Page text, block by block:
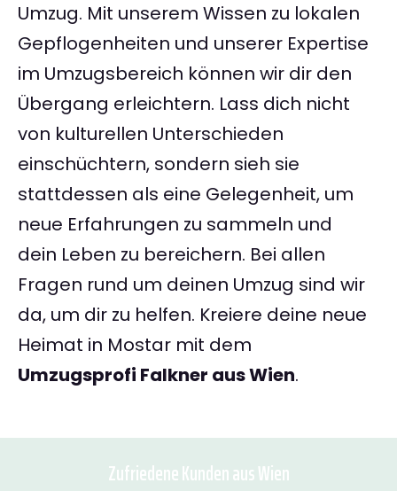
Umzug. Mit unserem Wissen zu lokalen
Gepflogenheiten und unserer Expertise
im Umzugsbereich können wir dir den
Übergang erleichtern. Lass dich nicht
von kulturellen Unterschieden
einschüchtern, sondern sieh sie
stattdessen als eine Gelegenheit, um
neue Erfahrungen zu sammeln und
dein Leben zu bereichern. Bei allen
Fragen rund um deinen Umzug sind wir
da, um dir zu helfen. Kreiere deine neue
Heimat in Mostar mit dem
Umzugsprofi Falkner aus Wien.
Zufriedene Kunden aus Wien